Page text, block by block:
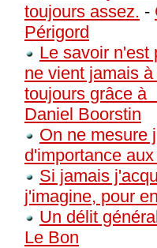
toujours assez. -
Périgord
Le savoir n'est
ne vient jamais
toujours grâce à
Daniel Boorstin
On ne mesure
d'importance
Si jamais
j'imagine, pour
Un délit
Le Bon